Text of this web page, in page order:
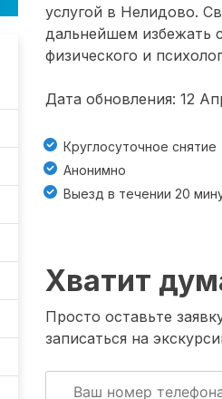
услугой в Нелидово.
дальнейшем избежать
физического и
Дата обновления: 12
Круглосуточное снятие
Анонимно
Выезд в течении 20
Хватит
Просто оставьте
записаться на